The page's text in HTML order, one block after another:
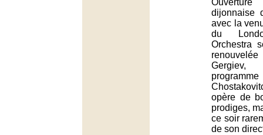
dijonnaise
avec la
du
Orchestra
opère de
prodiges,
ce soir
de son